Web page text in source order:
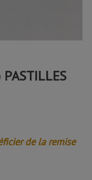
PASTILLES
de la remise